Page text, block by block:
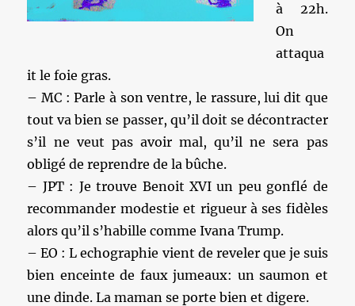
à 22h.
On
attaqua
it le foie gras.
– MC : Parle à son ventre, le rassure, lui dit que
tout va bien se passer, qu’il doit se décontracter
s’il ne veut pas avoir mal, qu’il ne sera pas
obligé de reprendre de la bûche.
– JPT : Je trouve Benoit XVI un peu gonflé de
recommander modestie et rigueur à ses fidèles
alors qu’il s’habille comme Ivana Trump.
– EO : L echographie vient de reveler que je suis
bien enceinte de faux jumeaux: un saumon et
une dinde. La maman se porte bien et digere.